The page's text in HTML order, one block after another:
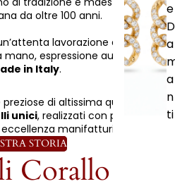
e
a
a
n
ti
da oltre 100 anni.
lavorazione artigianale
espressione autentica
in Italy.
di altissima qualità
unici, realizzati con passione,
manifatturiera.
STORIA
Corallo